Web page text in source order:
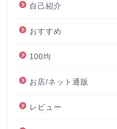
自己紹介
おすすめ
100均
お店/ネット通販
レビュー